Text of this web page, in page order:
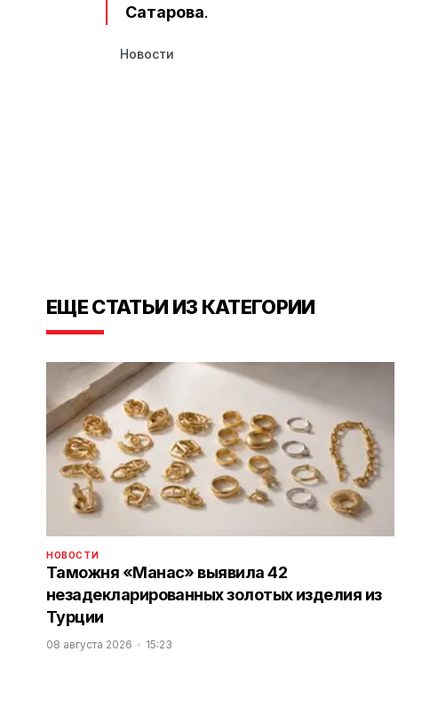
Сатарова.
Новости
ЕЩЕ СТАТЬИ ИЗ КАТЕГОРИИ
НОВОСТИ
Таможня «Манас» выявила 42
незадекларированных золотых изделия из
Турции
08 августа 2026 15:23